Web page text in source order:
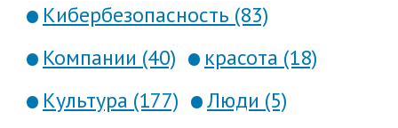
Кибербезопасность (83)
Компании (40)
красота (18)
Культура (177)
Люди (5)